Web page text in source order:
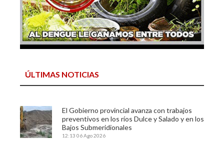
ÚLTIMAS NOTICIAS
El Gobierno provincial avanza con trabajos
preventivos en los ríos Dulce y Salado y en los
Bajos Submeridionales
12:13 06 Ago 2026